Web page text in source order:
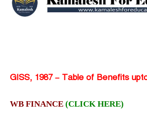
GISS, 1987 – Table of Benefits
WB FINANCE (CLICK HERE)